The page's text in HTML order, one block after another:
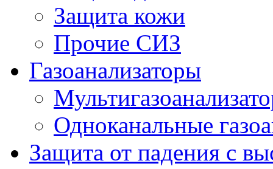
Защита кожи
Прочие СИЗ
Газоанализаторы
Одноканальные
Защита от падения с